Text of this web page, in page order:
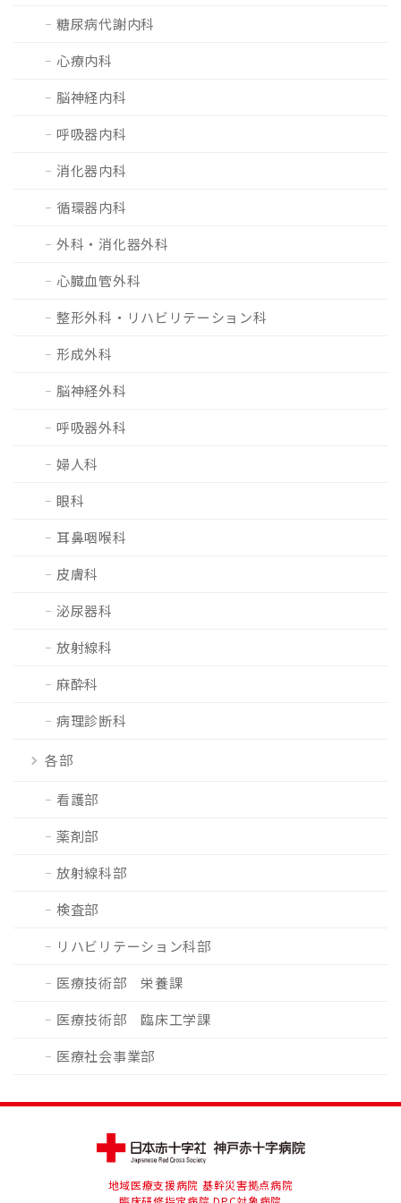
糖尿病代謝内科
心療内科
脳神経内科
呼吸器内科
消化器内科
循環器内科
外科・消化器外科
心臓血管外科
整形外科・リハビリテーション科
形成外科
脳神経外科
呼吸器外科
婦人科
眼科
耳鼻咽喉科
皮膚科
泌尿器科
放射線科
麻酔科
病理診断科
各部
看護部
薬剤部
放射線科部
検査部
リハビリテーション科部
医療技術部 栄養課
医療技術部 臨床工学課
医療社会事業部
地域医療支援病院 基幹災害拠点病院